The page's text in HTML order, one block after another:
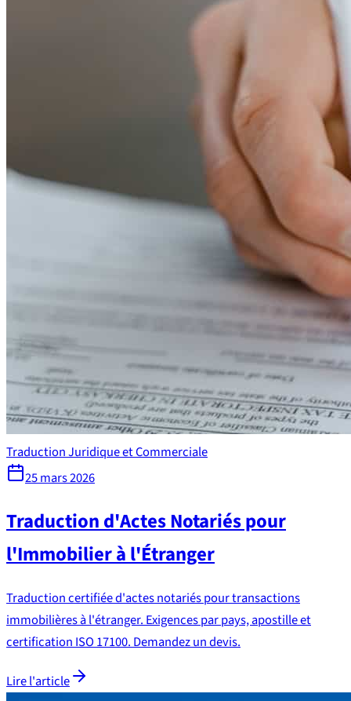
Traduction Juridique et Commerciale
25 mars 2026
Traduction d'Actes Notariés pour
l'Immobilier à l'Étranger
Traduction certifiée d'actes notariés pour transactions
immobilières à l'étranger. Exigences par pays, apostille et
certification ISO 17100. Demandez un devis.
Lire l'article